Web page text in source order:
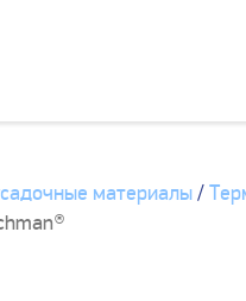
материалы/